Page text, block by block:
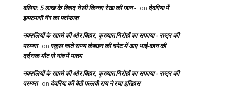
बलिया: 5 लाख के विवाद ने ली किन्नर रेखा की जान - on देवरिया में
झपटमारी गैंग का पर्दाफाश
नक्सलियों के खात्मे की ओर बिहार, कुख्यात गिरोहों का सफाया - राष्ट्र की
परम्परा on स्कूल जाते समय कंबाइन की चपेट में आए भाई-बहन की
दर्दनाक मौत से गांव में मातम
नक्सलियों के खात्मे की ओर बिहार, कुख्यात गिरोहों का सफाया - राष्ट्र की
परम्परा on देवरिया की बेटी पल्लवी राय ने रचा इतिहास